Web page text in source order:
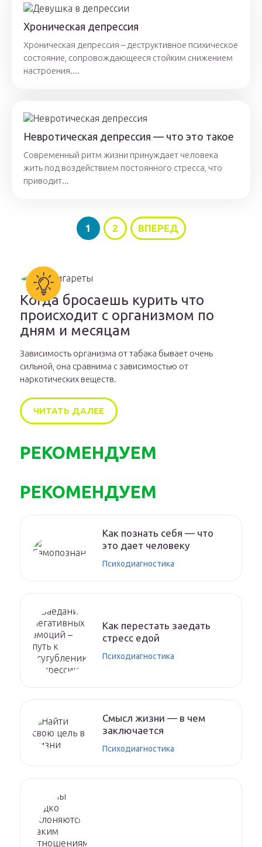
Хроническая депрессия
Хроническая депрессия – деструктивное психическое
состояние, сопровождающееся стойким снижением
настроения....
Невротическая депрессия — что это такое
Современный ритм жизни принуждает человека
жить под воздействием постоянного стресса, что
приводит...
1 2 ВПЕРЕД
Когда бросаешь курить что
происходит с организмом по
дням и месяцам
Зависимость организма от табака бывает очень
сильной, она сравнима с зависимостью от
наркотических веществ.
ЧИТАТЬ ДАЛЕЕ
РЕКОМЕНДУЕМ
РЕКОМЕНДУЕМ
Как познать себя — что
это дает человеку
Психодиагностика
Как перестать заедать
стресс едой
Психодиагностика
Смысл жизни — в чем
заключается
Психодиагностика